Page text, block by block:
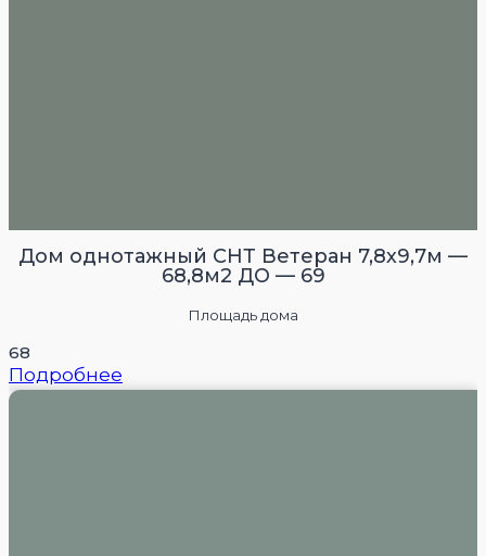
Дом однотажный СНТ Ветеран 7,8х9,7м —
68,8м2 ДО — 69
Площадь дома
68
Подробнее